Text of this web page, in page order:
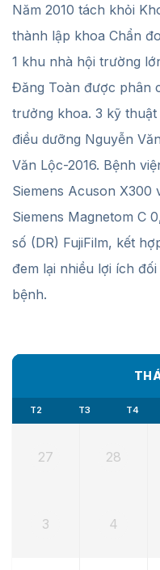
T2 T3 T4
27 28
3 4
Năm 2010 tách khỏi
thành lập khoa Chẩn
1 khu nhà hội trường
Đăng Toàn được phân
trưởng khoa. 3 kỹ
điều dưỡng Nguyễn
Văn Lộc-2016. Bệnh
Siemens Acuson X300
Siemens Magnetom C
số (DR) FujiFilm, kết
đem lại nhiều lợi ích
bệnh.